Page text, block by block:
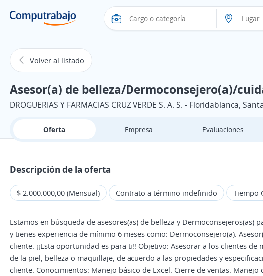
Volver al listado
Asesor(a) de belleza/Dermoconsejero(a)/
DROGUERIAS Y FARMACIAS CRUZ VERDE S. A. S. - Floridablanca,
Oferta Empresa Evaluaciones
Descripción de la oferta
$ 2.000.000,00 (Mensual) Contrato a término indefinido Tiempo
Estamos en búsqueda de asesores(as) de belleza y Dermoconsejeros(as)
y tienes experiencia de mínimo 6 meses como: Dermoconsejero(a).
cliente. ¡¡Esta oportunidad es para ti!! Objetivo: Asesorar a los clientes
de la piel, belleza o maquillaje, de acuerdo a las propiedades y
cliente. Conocimientos: Manejo básico de Excel. Cierre de ventas.